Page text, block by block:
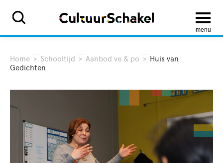
menu
Home > Schooltijd > Aanbod ve & po > Huis van
Gedichten